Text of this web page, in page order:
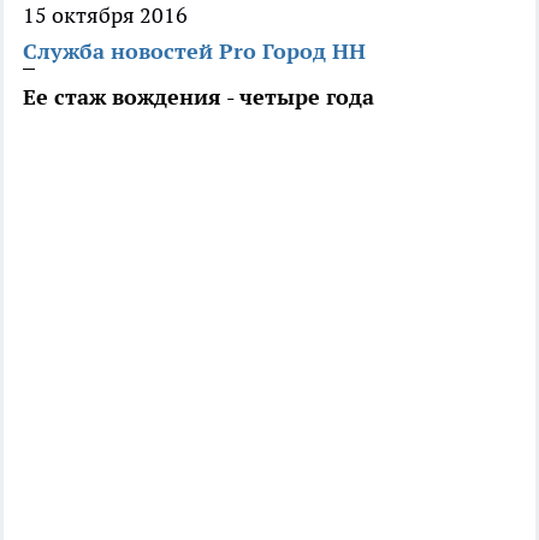
15 октября 2016
Служба новостей Pro Город НН
Ее стаж вождения - четыре года